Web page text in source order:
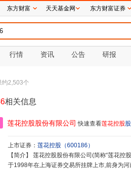
行情 资讯 公告 研报
约2,503个
相关信息
莲花控股股份有限公司 快速查看莲花控股
上市证券： 莲花控股 （600186 ）
【简介】
于1998年在上海证券交易所挂牌上市,前身为
东方财富 天天基金网 东方财富证券